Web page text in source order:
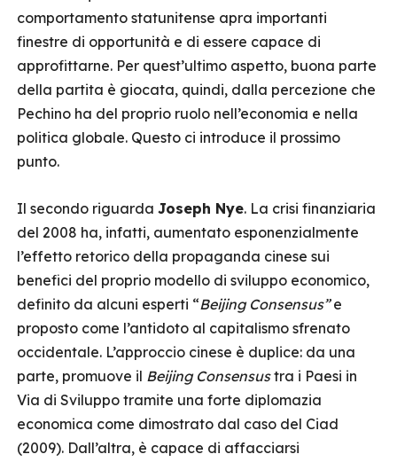
comportamento statunitense apra importanti
finestre di opportunità e di essere capace di
approfittarne. Per quest’ultimo aspetto, buona parte
della partita è giocata, quindi, dalla percezione che
Pechino ha del proprio ruolo nell’economia e nella
politica globale. Questo ci introduce il prossimo
punto.
Il secondo riguarda Joseph Nye. La crisi finanziaria
del 2008 ha, infatti, aumentato esponenzialmente
l’effetto retorico della propaganda cinese sui
benefici del proprio modello di sviluppo economico,
definito da alcuni esperti “Beijing Consensus”e
proposto come l’antidoto al capitalismo sfrenato
occidentale. L’approccio cinese è duplice: da una
parte, promuove il Beijing Consensustra i Paesi in
Via di Sviluppo tramite una forte diplomazia
economica come dimostrato dal caso del Ciad
(2009). Dall’altra, è capace di affacciarsi